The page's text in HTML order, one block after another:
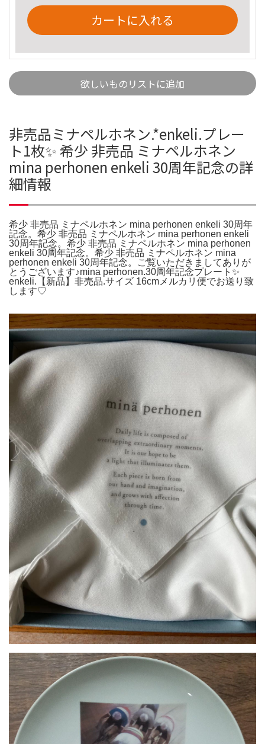
カートに入れる
欲しいものリストに追加
非売品ミナペルホネン.*enkeli.プレー
ト1枚✨ 希少 非売品 ミナペルホネン
mina perhonen enkeli 30周年記念の詳
細情報
希少 非売品 ミナペルホネン mina perhonen enkeli 30周年
記念。希少 非売品 ミナペルホネン mina perhonen enkeli
30周年記念。希少 非売品 ミナペルホネン mina perhonen
enkeli 30周年記念。希少 非売品 ミナペルホネン mina
perhonen enkeli 30周年記念。ご覧いただきましてありが
とうございます♪mina perhonen.30周年記念プレート✨
enkeli.【新品】非売品.サイズ 16cmメルカリ便でお送り致
します♡